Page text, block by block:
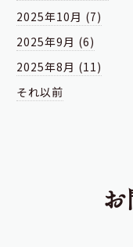
2025年10月 (7)
2025年9月 (6)
2025年8月 (11)
それ以前